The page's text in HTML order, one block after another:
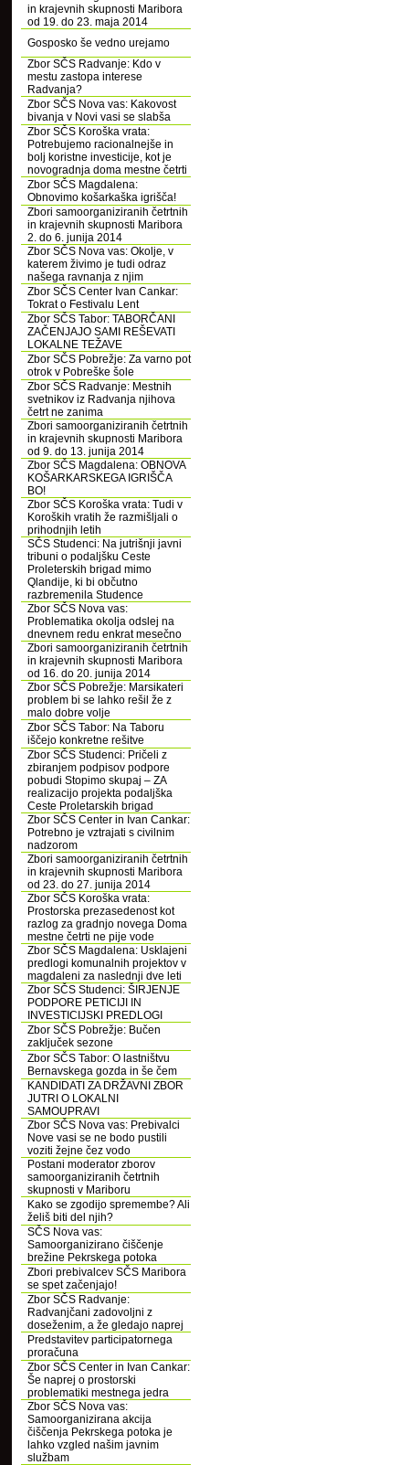
in krajevnih skupnosti Maribora
od 19. do 23. maja 2014
Gosposko še vedno urejamo
Zbor SČS Radvanje: Kdo v
mestu zastopa interese
Radvanja?
Zbor SČS Nova vas: Kakovost
bivanja v Novi vasi se slabša
Zbor SČS Koroška vrata:
Potrebujemo racionalnejše in
bolj koristne investicije, kot je
novogradnja doma mestne četrti
Zbor SČS Magdalena:
Obnovimo košarkaška igrišča!
Zbori samoorganiziranih četrtnih
in krajevnih skupnosti Maribora
2. do 6. junija 2014
Zbor SČS Nova vas: Okolje, v
katerem živimo je tudi odraz
našega ravnanja z njim
Zbor SČS Center Ivan Cankar:
Tokrat o Festivalu Lent
Zbor SČS Tabor: TABORČANI
ZAČENJAJO SAMI REŠEVATI
LOKALNE TEŽAVE
Zbor SČS Pobrežje: Za varno pot
otrok v Pobreške šole
Zbor SČS Radvanje: Mestnih
svetnikov iz Radvanja njihova
četrt ne zanima
Zbori samoorganiziranih četrtnih
in krajevnih skupnosti Maribora
od 9. do 13. junija 2014
Zbor SČS Magdalena: OBNOVA
KOŠARKARSKEGA IGRIŠČA
BO!
Zbor SČS Koroška vrata: Tudi v
Koroških vratih že razmišljali o
prihodnjih letih
SČS Studenci: Na jutrišnji javni
tribuni o podaljšku Ceste
Proleterskih brigad mimo
Qlandije, ki bi občutno
razbremenila Studence
Zbor SČS Nova vas:
Problematika okolja odslej na
dnevnem redu enkrat mesečno
Zbori samoorganiziranih četrtnih
in krajevnih skupnosti Maribora
od 16. do 20. junija 2014
Zbor SČS Pobrežje: Marsikateri
problem bi se lahko rešil že z
malo dobre volje
Zbor SČS Tabor: Na Taboru
iščejo konkretne rešitve
Zbor SČS Studenci: Pričeli z
zbiranjem podpisov podpore
pobudi Stopimo skupaj – ZA
realizacijo projekta podaljška
Ceste Proletarskih brigad
Zbor SČS Center in Ivan Cankar:
Potrebno je vztrajati s civilnim
nadzorom
Zbori samoorganiziranih četrtnih
in krajevnih skupnosti Maribora
od 23. do 27. junija 2014
Zbor SČS Koroška vrata:
Prostorska prezasedenost kot
razlog za gradnjo novega Doma
mestne četrti ne pije vode
Zbor SČS Magdalena: Usklajeni
predlogi komunalnih projektov v
magdaleni za naslednji dve leti
Zbor SČS Studenci: ŠIRJENJE
PODPORE PETICIJI IN
INVESTICIJSKI PREDLOGI
Zbor SČS Pobrežje: Bučen
zaključek sezone
Zbor SČS Tabor: O lastništvu
Bernavskega gozda in še čem
KANDIDATI ZA DRŽAVNI ZBOR
JUTRI O LOKALNI
SAMOUPRAVI
Zbor SČS Nova vas: Prebivalci
Nove vasi se ne bodo pustili
voziti žejne čez vodo
Postani moderator zborov
samoorganiziranih četrtnih
skupnosti v Mariboru
Kako se zgodijo spremembe? Ali
želiš biti del njih?
SČS Nova vas:
Samoorganizirano čiščenje
brežine Pekrskega potoka
Zbori prebivalcev SČS Maribora
se spet začenjajo!
Zbor SČS Radvanje:
Radvanjčani zadovoljni z
doseženim, a že gledajo naprej
Predstavitev participatornega
proračuna
Zbor SČS Center in Ivan Cankar:
Še naprej o prostorski
problematiki mestnega jedra
Zbor SČS Nova vas:
Samoorganizirana akcija
čiščenja Pekrskega potoka je
lahko vzgled našim javnim
službam